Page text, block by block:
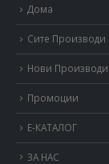
Дома
Сите Производи
Нови Производи
Промоции
Е-КАТАЛОГ
ЗА НАС